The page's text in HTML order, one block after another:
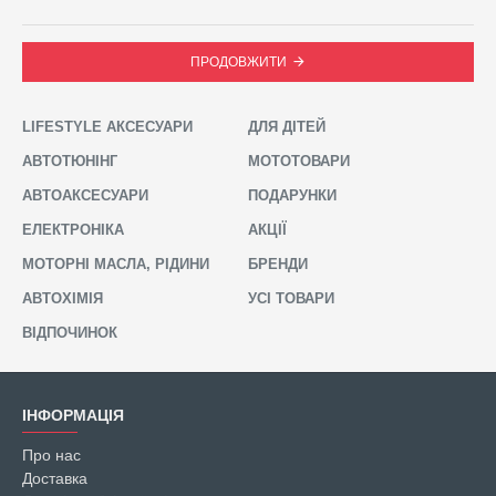
ПРОДОВЖИТИ
LIFESTYLE АКСЕСУАРИ
АВТОТЮНІНГ
АВТОАКСЕСУАРИ
ЕЛЕКТРОНІКА
МОТОРНІ МАСЛА, РІДИНИ
АВТОХІМІЯ
ВІДПОЧИНОК
ДЛЯ ДІТЕЙ
МОТОТОВАРИ
ПОДАРУНКИ
АКЦІЇ
БРЕНДИ
УСІ ТОВАРИ
ІНФОРМАЦІЯ
Про нас
Доставка